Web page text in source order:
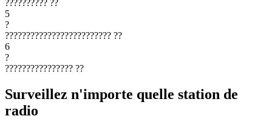
?????????? ??
5
?
????????????????????????? ??
6
?
???????????????? ??
Surveillez n'importe quelle station de
radio